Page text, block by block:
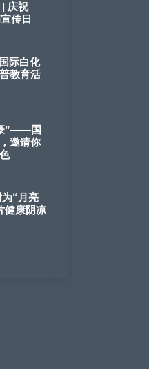
庆祝
传日
际白化
教育活
”——国
邀请你
“月亮
健康阴凉